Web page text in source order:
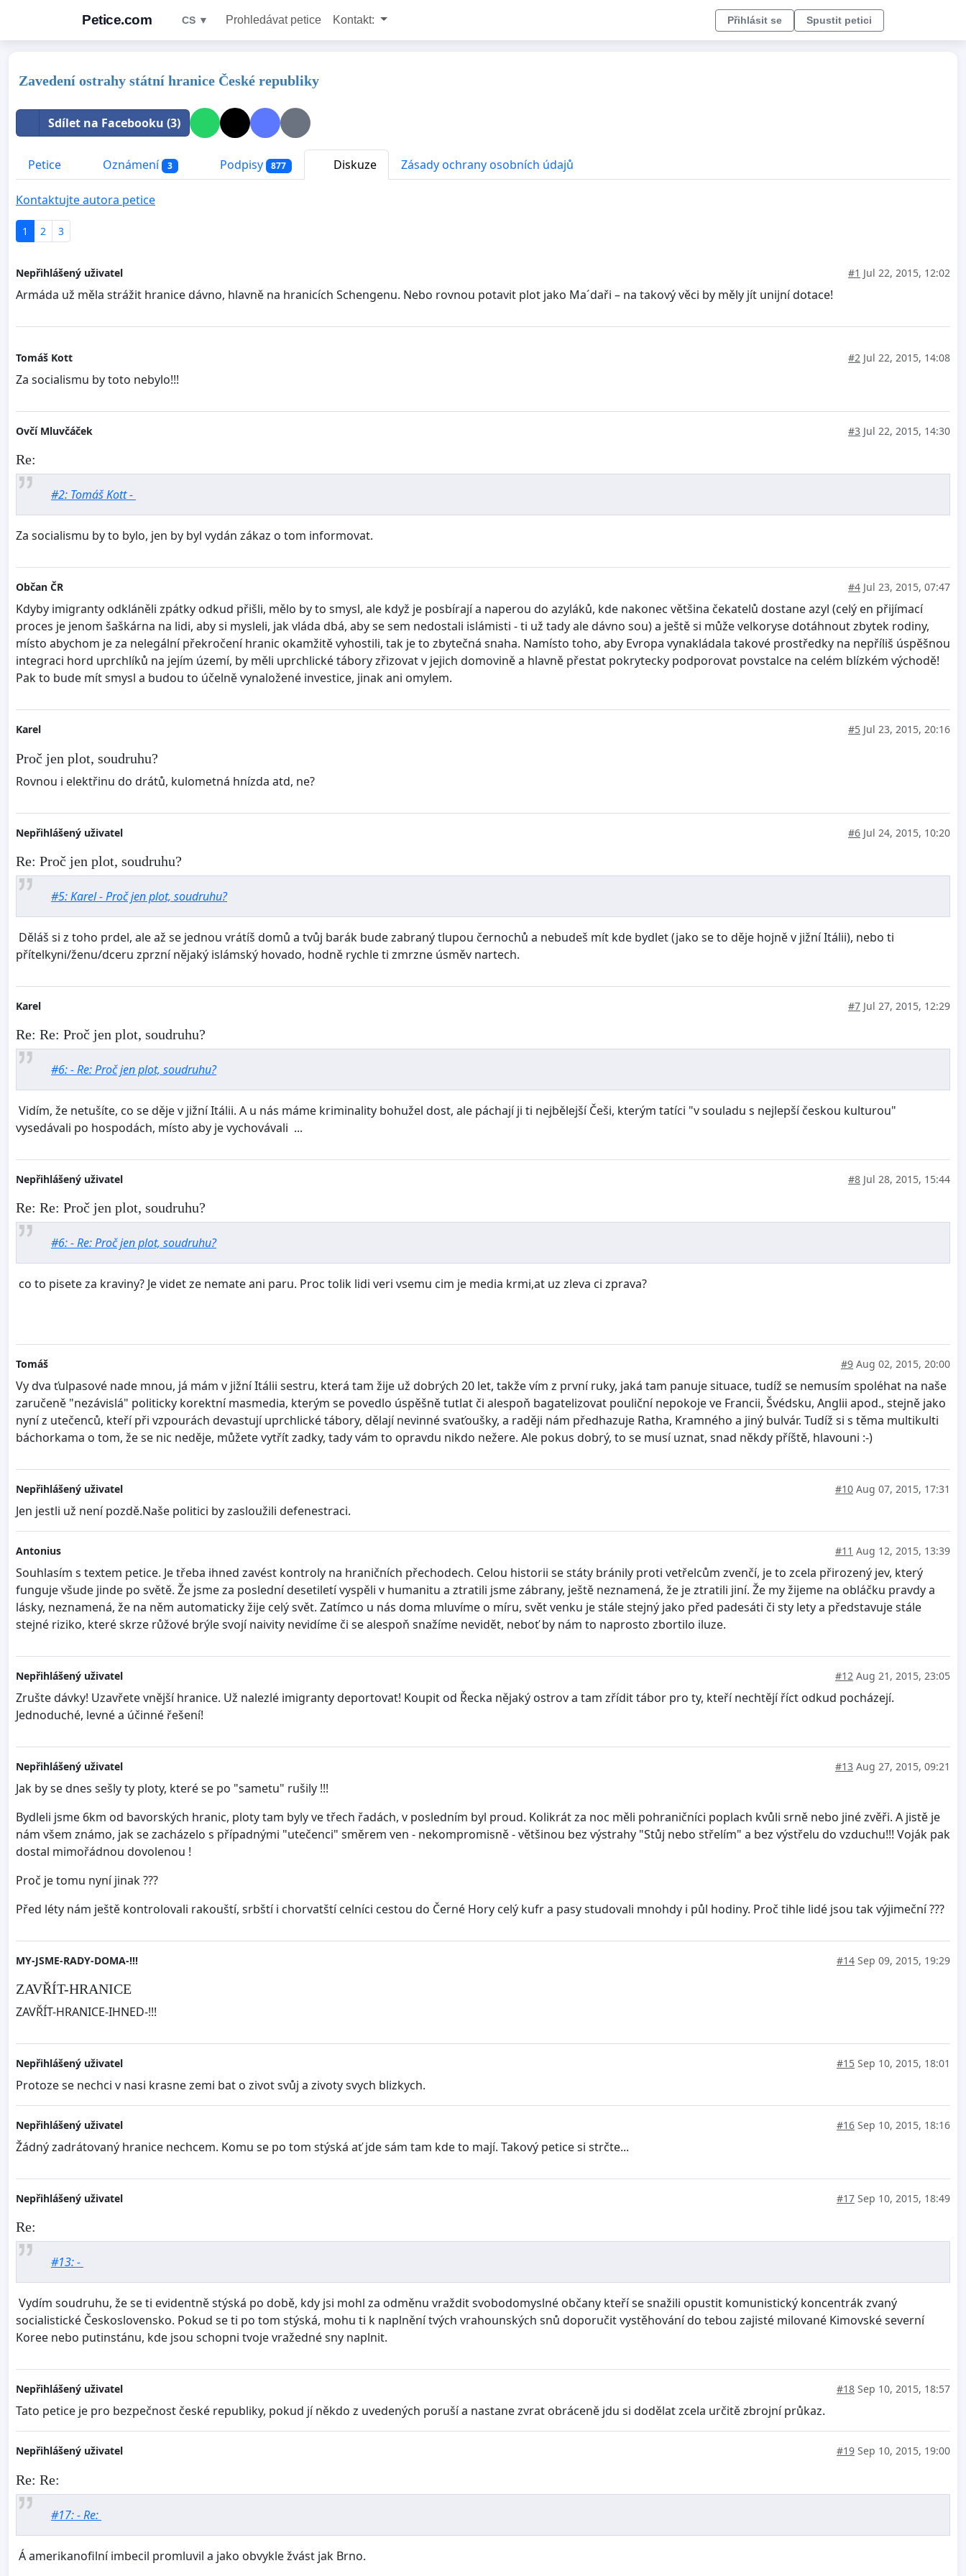
Petice.com CS ▼ Prohledávat petice Kontakt: Přihlásit se Spustit petici
Zavedení ostrahy státní hranice České republiky
Sdílet na Facebooku (3)
Petice Oznámení 3 Podpisy 877 Diskuze Zásady ochrany osobních údajů
Kontaktujte autora petice
1 2 3
Nepřihlášený uživatel #1 Jul 22, 2015, 12:02
Armáda už měla strážit hranice dávno, hlavně na hranicích Schengenu. Nebo rovnou potavit plot jako Ma´daři – na takový věci by měly jít unijní dotace!
Tomáš Kott #2 Jul 22, 2015, 14:08
Za socialismu by toto nebylo!!!
Ovčí Mluvčáček #3 Jul 22, 2015, 14:30
Re:
#2: Tomáš Kott -
Za socialismu by to bylo, jen by byl vydán zákaz o tom informovat.
Občan ČR #4 Jul 23, 2015, 07:47
Kdyby imigranty odkláněli zpátky odkud přišli, mělo by to smysl, ale když je posbírají a naperou do azyláků, kde nakonec většina čekatelů dostane azyl (celý en přijímací
proces je jenom šaškárna na lidi, aby si mysleli, jak vláda dbá, aby se sem nedostali islámisti - ti už tady ale dávno sou) a ještě si může velkoryse dotáhnout zbytek rodiny,
místo abychom je za nelegální překročení hranic okamžitě vyhostili, tak je to zbytečná snaha. Namísto toho, aby Evropa vynakládala takové prostředky na nepříliš úspěšnou
integraci hord uprchlíků na jejím území, by měli uprchlické tábory zřizovat v jejich domovině a hlavně přestat pokrytecky podporovat povstalce na celém blízkém východě!
Pak to bude mít smysl a budou to účelně vynaložené investice, jinak ani omylem.
Karel #5 Jul 23, 2015, 20:16
Proč jen plot, soudruhu?
Rovnou i elektřinu do drátů, kulometná hnízda atd, ne?
Nepřihlášený uživatel #6 Jul 24, 2015, 10:20
Re: Proč jen plot, soudruhu?
#5: Karel - Proč jen plot, soudruhu?
Děláš si z toho prdel, ale až se jednou vrátíš domů a tvůj barák bude zabraný tlupou černochů a nebudeš mít kde bydlet (jako se to děje hojně v jižní Itálii), nebo ti
přítelkyni/ženu/dceru zprzní nějaký islámský hovado, hodně rychle ti zmrzne úsměv nartech.
Karel #7 Jul 27, 2015, 12:29
Re: Re: Proč jen plot, soudruhu?
#6: - Re: Proč jen plot, soudruhu?
Vidím, že netušíte, co se děje v jižní Itálii. A u nás máme kriminality bohužel dost, ale páchají ji ti nejbělejší Češi, kterým tatíci "v souladu s nejlepší českou kulturou"
vysedávali po hospodách, místo aby je vychovávali ...
Nepřihlášený uživatel #8 Jul 28, 2015, 15:44
Re: Re: Proč jen plot, soudruhu?
#6: - Re: Proč jen plot, soudruhu?
co to pisete za kraviny? Je videt ze nemate ani paru. Proc tolik lidi veri vsemu cim je media krmi,at uz zleva ci zprava?
Tomáš #9 Aug 02, 2015, 20:00
Vy dva ťulpasové nade mnou, já mám v jižní Itálii sestru, která tam žije už dobrých 20 let, takže vím z první ruky, jaká tam panuje situace, tudíž se nemusím spoléhat na naše
zaručeně "nezávislá" politicky korektní masmedia, kterým se povedlo úspěšně tutlat či alespoň bagatelizovat pouliční nepokoje ve Francii, Švédsku, Anglii apod., stejně jako
nyní z utečenců, kteří při vzpourách devastují uprchlické tábory, dělají nevinné svaťoušky, a raději nám předhazuje Ratha, Kramného a jiný bulvár. Tudíž si s těma multikulti
báchorkama o tom, že se nic neděje, můžete vytřít zadky, tady vám to opravdu nikdo nežere. Ale pokus dobrý, to se musí uznat, snad někdy příště, hlavouni :-)
Nepřihlášený uživatel #10 Aug 07, 2015, 17:31
Jen jestli už není pozdě.Naše politici by zasloužili defenestraci.
Antonius #11 Aug 12, 2015, 13:39
Souhlasím s textem petice. Je třeba ihned zavést kontroly na hraničních přechodech. Celou historii se státy bránily proti vetřelcům zvenčí, je to zcela přirozený jev, který
funguje všude jinde po světě. Že jsme za poslední desetiletí vyspěli v humanitu a ztratili jsme zábrany, ještě neznamená, že je ztratili jiní. Že my žijeme na obláčku pravdy a
lásky, neznamená, že na něm automaticky žije celý svět. Zatímco u nás doma mluvíme o míru, svět venku je stále stejný jako před padesáti či sty lety a představuje stále
stejné riziko, které skrze růžové brýle svojí naivity nevidíme či se alespoň snažíme nevidět, neboť by nám to naprosto zbortilo iluze.
Nepřihlášený uživatel #12 Aug 21, 2015, 23:05
Zrušte dávky! Uzavřete vnější hranice. Už nalezlé imigranty deportovat! Koupit od Řecka nějaký ostrov a tam zřídit tábor pro ty, kteří nechtějí říct odkud pocházejí.
Jednoduché, levné a účinné řešení!
Nepřihlášený uživatel #13 Aug 27, 2015, 09:21
Jak by se dnes sešly ty ploty, které se po "sametu" rušily !!!
Bydleli jsme 6km od bavorských hranic, ploty tam byly ve třech řadách, v posledním byl proud. Kolikrát za noc měli pohraničníci poplach kvůli srně nebo jiné zvěři. A jistě je
nám všem známo, jak se zacházelo s případnými "utečenci" směrem ven - nekompromisně - většinou bez výstrahy "Stůj nebo střelím" a bez výstřelu do vzduchu!!! Voják pak
dostal mimořádnou dovolenou !
Proč je tomu nyní jinak ???
Před léty nám ještě kontrolovali rakouští, srbští i chorvatští celníci cestou do Černé Hory celý kufr a pasy studovali mnohdy i půl hodiny. Proč tihle lidé jsou tak výjimeční ???
MY-JSME-RADY-DOMA-!!! #14 Sep 09, 2015, 19:29
ZAVŘÍT-HRANICE
ZAVŘÍT-HRANICE-IHNED-!!!
Nepřihlášený uživatel #15 Sep 10, 2015, 18:01
Protoze se nechci v nasi krasne zemi bat o zivot svůj a zivoty svych blizkych.
Nepřihlášený uživatel #16 Sep 10, 2015, 18:16
Žádný zadrátovaný hranice nechcem. Komu se po tom stýská ať jde sám tam kde to mají. Takový petice si strčte...
Nepřihlášený uživatel #17 Sep 10, 2015, 18:49
Re:
#13: -
Vydím soudruhu, že se ti evidentně stýská po době, kdy jsi mohl za odměnu vraždit svobodomyslné občany kteří se snažili opustit komunistický koncentrák zvaný
socialistické Československo. Pokud se ti po tom stýská, mohu ti k naplnění tvých vrahounských snů doporučit vystěhování do tebou zajisté milované Kimovské severní
Koree nebo putinstánu, kde jsou schopni tvoje vražedné sny naplnit.
Nepřihlášený uživatel #18 Sep 10, 2015, 18:57
Tato petice je pro bezpečnost české republiky, pokud jí někdo z uvedených poruší a nastane zvrat obráceně jdu si dodělat zcela určitě zbrojní průkaz.
Nepřihlášený uživatel #19 Sep 10, 2015, 19:00
Re: Re:
#17: - Re:
Á amerikanofilní imbecil promluvil a jako obvykle žvást jak Brno.